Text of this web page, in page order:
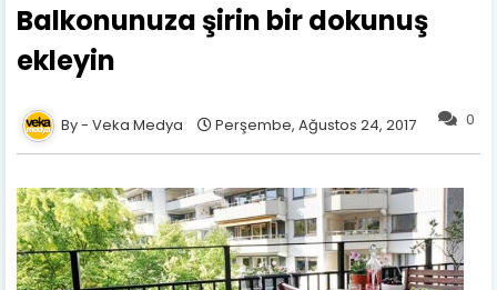
Balkonunuza şirin bir dokunuş
ekleyin
0
Veka Medya Perşembe, Ağustos 24, 2017